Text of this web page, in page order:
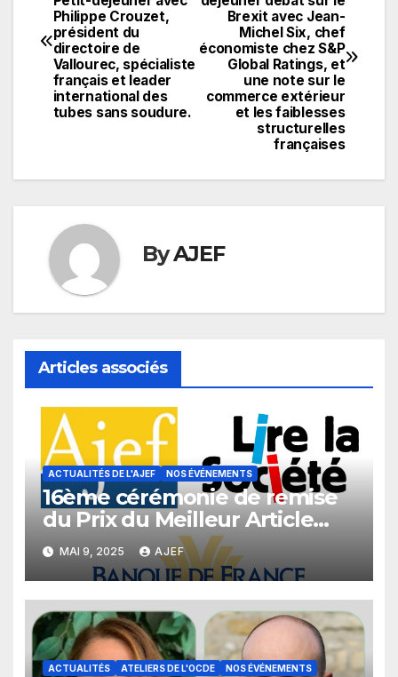
de
l’article
Brexit avec Jean-
Michel Six, chef
économiste chez S&P
Global Ratings, et
une note sur le
commerce extérieur
et les faiblesses
structurelles
françaises
Philippe Crouzet,
président du
directoire de
Vallourec, spécialiste
français et leader
international des
tubes sans soudure.
ByAJEF
Articles associés
ACTUALITÉS DE L'AJEF NOS ÉVÉNEMENTS
16ème cérémonie de remise
du Prix du Meilleur Article
Financier
MAI 9, 2025 AJEF
ACTUALITÉS ATELIERS DE L'OCDE NOS ÉVÉNEMENTS